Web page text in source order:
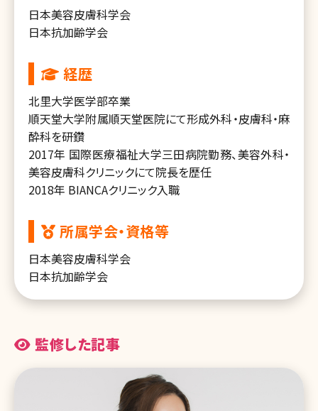
日本美容皮膚科学会
日本抗加齢学会
経歴
北里大学医学部卒業
順天堂大学附属順天堂医院にて形成外科・皮膚科・麻
酔科を研鑽
2017年 国際医療福祉大学三田病院勤務、美容外科・
美容皮膚科クリニックにて院長を歴任
2018年 BIANCAクリニック入職
所属学会・資格等
日本美容皮膚科学会
日本抗加齢学会
監修した記事